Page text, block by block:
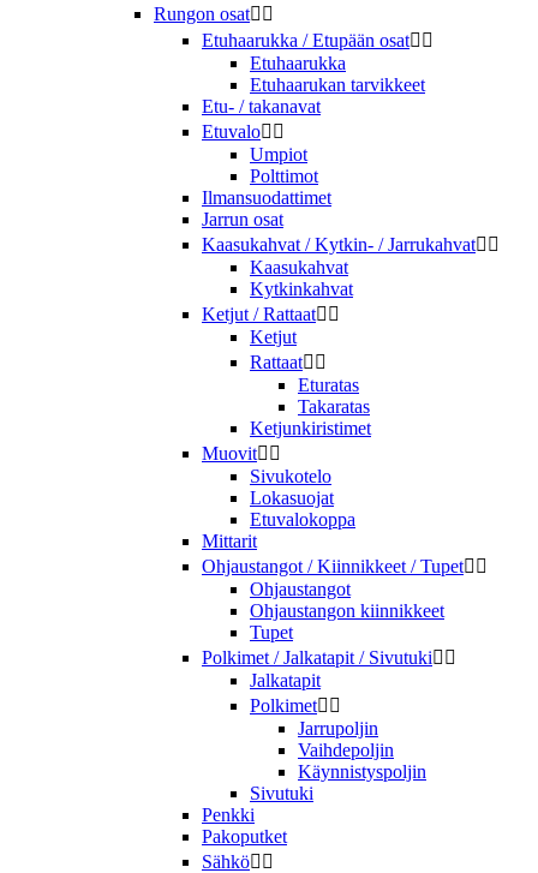
Rungon osat 
Etuhaarukka / Etupään osat 
Etuhaarukka
Etuhaarukan tarvikkeet
Etu- / takanavat
Etuvalo 
Umpiot
Polttimot
Ilmansuodattimet
Jarrun osat
Kaasukahvat / Kytkin- / Jarrukahvat 
Kaasukahvat
Kytkinkahvat
Ketjut / Rattaat 
Ketjut
Rattaat 
Eturatas
Takaratas
Ketjunkiristimet
Muovit 
Sivukotelo
Lokasuojat
Etuvalokoppa
Mittarit
Ohjaustangot / Kiinnikkeet / Tupet 
Ohjaustangot
Ohjaustangon kiinnikkeet
Tupet
Polkimet / Jalkatapit / Sivutuki 
Jalkatapit
Polkimet 
Jarrupoljin
Vaihdepoljin
Käynnistyspoljin
Sivutuki
Penkki
Pakoputket
Sähkö 